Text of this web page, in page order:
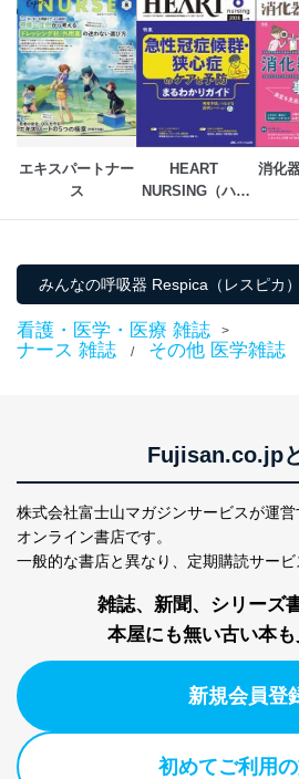
【Campanio! カンパニオ2024 06】
医療・看護・介護のトピック7本！
・Information
・WEB動画の視聴方法
・次号予告
・本誌掲載広告目次：
フクダ電子株式会社／フクダライフテック株
エキスパートナー
ス
HEART
NURSING（ハー
消化
みんなの呼吸器 Respica（レスピカ
看護・医学・医療 雑誌 >
ナース 雑誌 / その他 医学雑誌
Fujisan.co.jp
株式会社富士山マガジンサービスが運営
オンライン書店です。
一般的な書店と異なり、 定期購読サービ
雑誌、新聞、シリーズ
本屋にも無い古い本も
新規会員登
初めてご利用